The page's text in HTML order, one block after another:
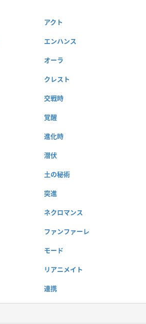
アクト
エンハンス
オーラ
クレスト
交戦時
覚醒
進化時
潜伏
土の秘術
突進
ネクロマンス
ファンファーレ
モード
リアニメイト
連携